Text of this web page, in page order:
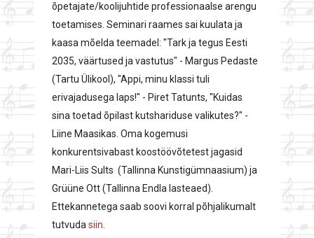
õpetajate/koolijuhtide professionaalse arengu
toetamises. Seminari raames sai kuulata ja
kaasa mõelda teemadel: "Tark ja tegus Eesti
2035, väärtused ja vastutus" - Margus Pedaste
(Tartu Ülikool), "Appi, minu klassi tuli
erivajadusega laps!" - Piret Tatunts, "Kuidas
sina toetad õpilast kutshariduse valikutes?" -
Liine Maasikas. Oma kogemusi
konkurentsivabast koostöövõtetest jagasid
Mari-Liis Sults (Tallinna Kunstigümnaasium) ja
Grüüne Ott (Tallinna Endla lasteaed).
Ettekannetega saab soovi korral põhjalikumalt
tutvuda siin